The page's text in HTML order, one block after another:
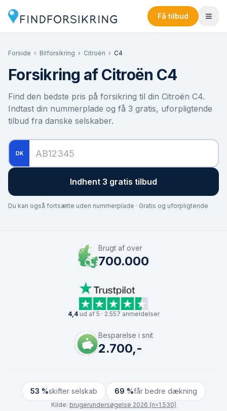
Få tilbud
Forside › Bilforsikring › Citroën › C4
Forsikring afCitroën C4
Find den bedste pris på forsikring til din Citroën C4.
Indtast din nummerplade og få 3 gratis, uforpligtende
tilbud fra danske selskaber.
DK
Indhent 3 gratis tilbud
Du kan også fortsætte uden nummerplade · Gratis og uforpligtende
Brugt af over
700.000
4,4ud af 5 · 2.557 anmeldelser
Besparelse i snit
2.700,-
53 %skifter selskab 69 %får bedre dækning
Kilde: brugerundersøgelse 2026 (n=1.530)